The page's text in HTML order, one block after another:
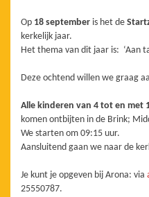
Op 18 september is het de
kerkelijk jaar.
Het thema van dit jaar is: ‘Aan
Deze ochtend willen we graag
Alle kinderen van 4 tot en met
komen ontbijten in de Brink;
We starten om 09:15 uur.
Aansluitend gaan we naar de
Je kunt je opgeven bij Arona: via
25550787.